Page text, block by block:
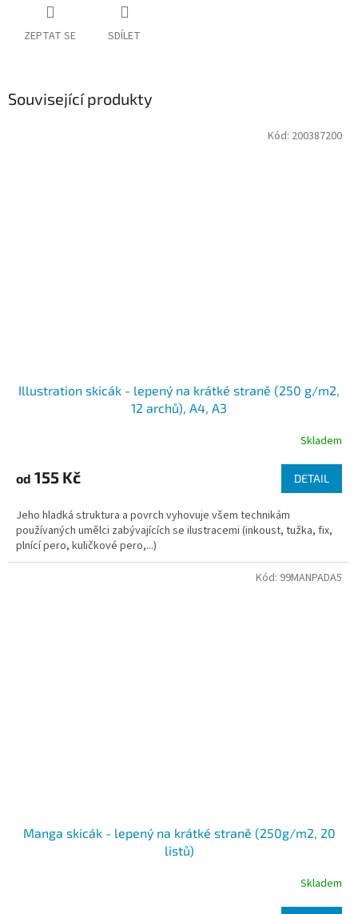
ZEPTAT SE SDÍLET
Související produkty
Illustration skicák - lepený na krátké straně (250 g/m2,
12 archů), A4, A3
Skladem
od 155 Kč DETAIL
Jeho hladká struktura a povrch vyhovuje všem technikám
používaných umělci zabývajících se ilustracemi (inkoust, tužka, fix,
plnící pero, kuličkové pero,...)
Kód: 200387200
Manga skicák - lepený na krátké straně (250g/m2, 20
listů)
Skladem
Kód: 99MANPADA5